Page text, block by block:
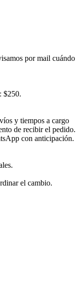
por mail cuándo
$250.
y tiempos a cargo
de recibir el pedido.
con anticipación.
el cambio.